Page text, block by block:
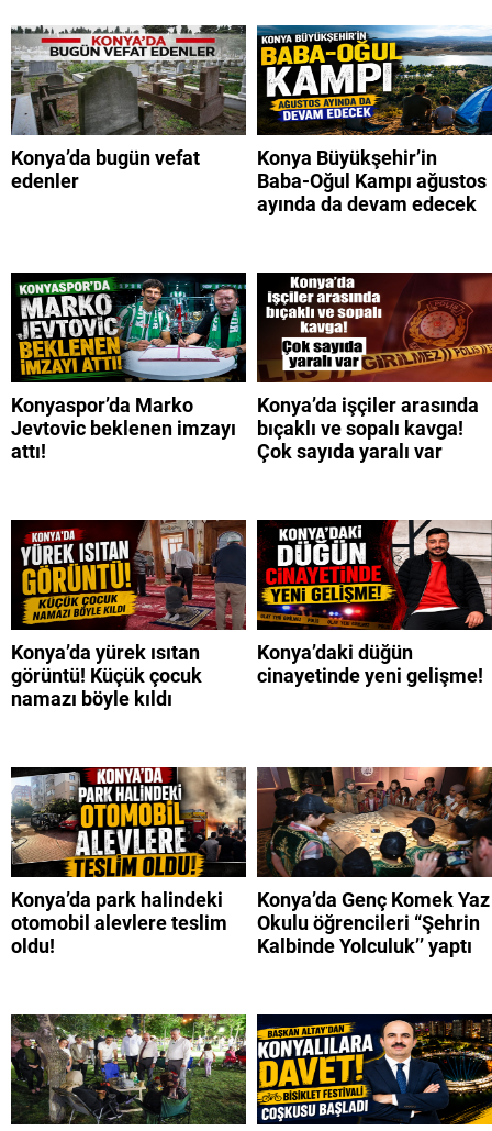
Konya’da bugün vefat
edenler
Konya Büyükşehir’in
Baba-Oğul Kampı ağustos
ayında da devam edecek
Konyaspor’da Marko
Jevtovic beklenen imzayı
attı!
Konya’da işçiler arasında
bıçaklı ve sopalı kavga!
Çok sayıda yaralı var
Konya’da yürek ısıtan
görüntü! Küçük çocuk
namazı böyle kıldı
Konya’daki düğün
cinayetinde yeni gelişme!
Konya’da park halindeki
otomobil alevlere teslim
oldu!
Konya’da Genç Komek Yaz
Okulu öğrencileri “Şehrin
Kalbinde Yolculuk’’ yaptı